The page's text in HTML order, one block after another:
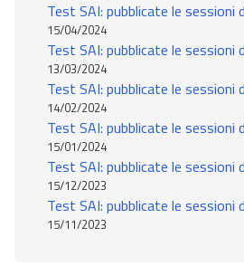
Test SAI: pubblicate le sessioni
15/04/2024
Test SAI: pubblicate le sessioni
13/03/2024
Test SAI: pubblicate le sessioni
14/02/2024
Test SAI: pubblicate le sessioni
15/01/2024
Test SAI: pubblicate le sessioni
15/12/2023
Test SAI: pubblicate le sessioni
15/11/2023